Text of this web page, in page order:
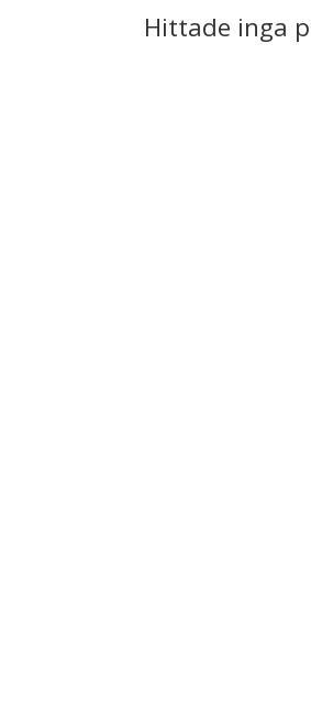
Hittade inga